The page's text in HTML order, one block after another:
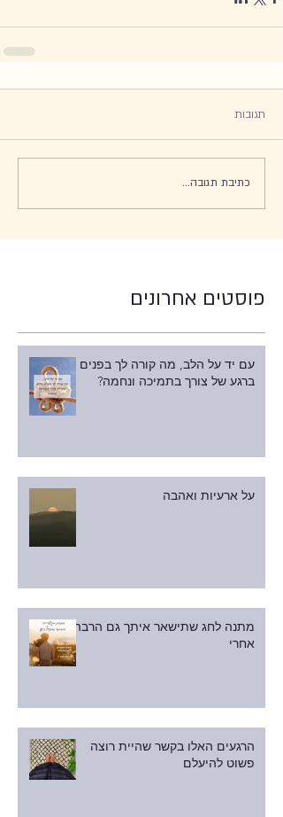
תגובות
כתיבת תגובה...
פוסטים אחרונים
עם יד על הלב, מה קורה לך בפנים
ברגע של צורך בתמיכה ונחמה?
על ארעיות ואהבה
מתנה לחג שתישאר איתך גם הרבה
אחרי
הרגעים האלו בקשר שהיית רוצה
פשוט להיעלם